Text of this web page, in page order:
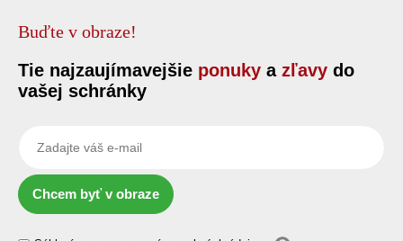
Buďte v obraze!
Tie najzaujímavejšie ponuky a zľavy do
vašej schránky
Chcem byť v obraze